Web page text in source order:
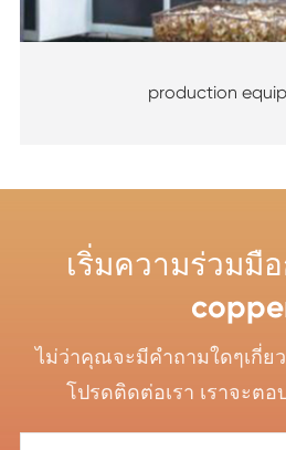
production
เริ่มความร่วมมื
ไม่ว่าคุณจะมีคำถามใดๆเกี่ย
โปรดติดต่อเรา เราจะต